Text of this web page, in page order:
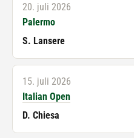
20. juli 2026
Palermo
S. Lansere
15. juli 2026
Italian Open
D. Chiesa